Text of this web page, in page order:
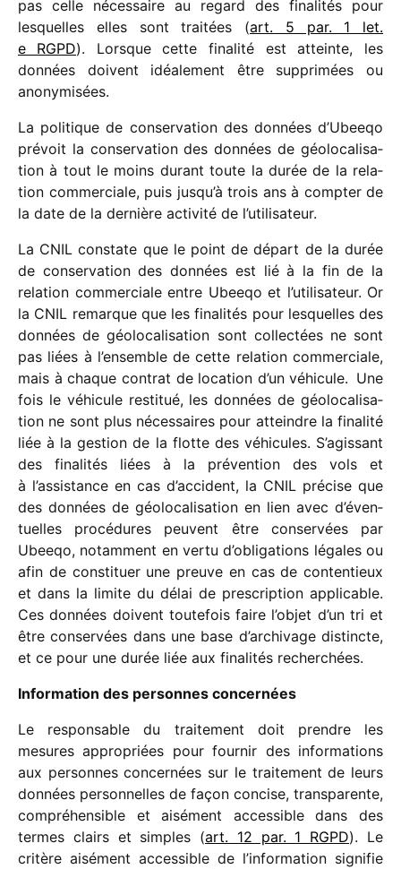
pas celle néces­saire au regard des fina­li­tés pour
lesquelles elles sont trai­tées (art. 5 par. 1 let.
e RGPD). Lorsque cette fina­lité est atteinte, les
données doivent idéa­le­ment être suppri­mées ou
anonymisées.
La poli­tique de conser­va­tion des données d’Ubeeqo
prévoit la conser­va­tion des données de géolo­ca­li­sa­
tion à tout le moins durant toute la durée de la rela­
tion commer­ciale, puis jusqu’à trois ans à comp­ter de
la date de la dernière acti­vité de l’utilisateur.
La CNIL constate que le point de départ de la durée
de conser­va­tion des données est lié à la fin de la
rela­tion commer­ciale entre Ubeeqo et l’utilisateur. Or
la CNIL remarque que les fina­li­tés pour lesquelles des
données de géolo­ca­li­sa­tion sont collec­tées ne sont
pas liées à l’ensemble de cette rela­tion commer­ciale,
mais à chaque contrat de loca­tion d’un véhi­cule. Une
fois le véhi­cule resti­tué, les données de géolo­ca­li­sa­
tion ne sont plus néces­saires pour atteindre la fina­lité
liée à la gestion de la flotte des véhi­cules. S’agissant
des fina­li­tés liées à la préven­tion des vols et
à l’assistance en cas d’accident, la CNIL précise que
des données de géolo­ca­li­sa­tion en lien avec d’éven­
tuelles procé­dures peuvent être conser­vées par
Ubeeqo, notam­ment en vertu d’obligations légales ou
afin de consti­tuer une preuve en cas de conten­tieux
et dans la limite du délai de pres­crip­tion appli­cable.
Ces données doivent toute­fois faire l’objet d’un tri et
être conser­vées dans une base d’archivage distincte,
et ce pour une durée liée aux fina­li­tés recherchées.
Information des personnes concernées
Le respon­sable du trai­te­ment doit prendre les
mesures appro­priées pour four­nir des infor­ma­tions
aux personnes concer­nées sur le trai­te­ment de leurs
données person­nelles de façon concise, trans­pa­rente,
compré­hen­sible et aisé­ment acces­sible dans des
termes clairs et simples (art. 12 par. 1 RGPD). Le
critère aisé­ment acces­sible de l’information signi­fie